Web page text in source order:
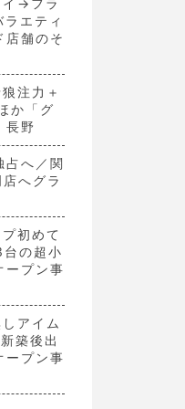
→フラ
エティ
店舗のそ
注力＋
か「グ
長野
へ／関
へグラ
初めて
の超小
ープン事
アイム
築後出
ープン事